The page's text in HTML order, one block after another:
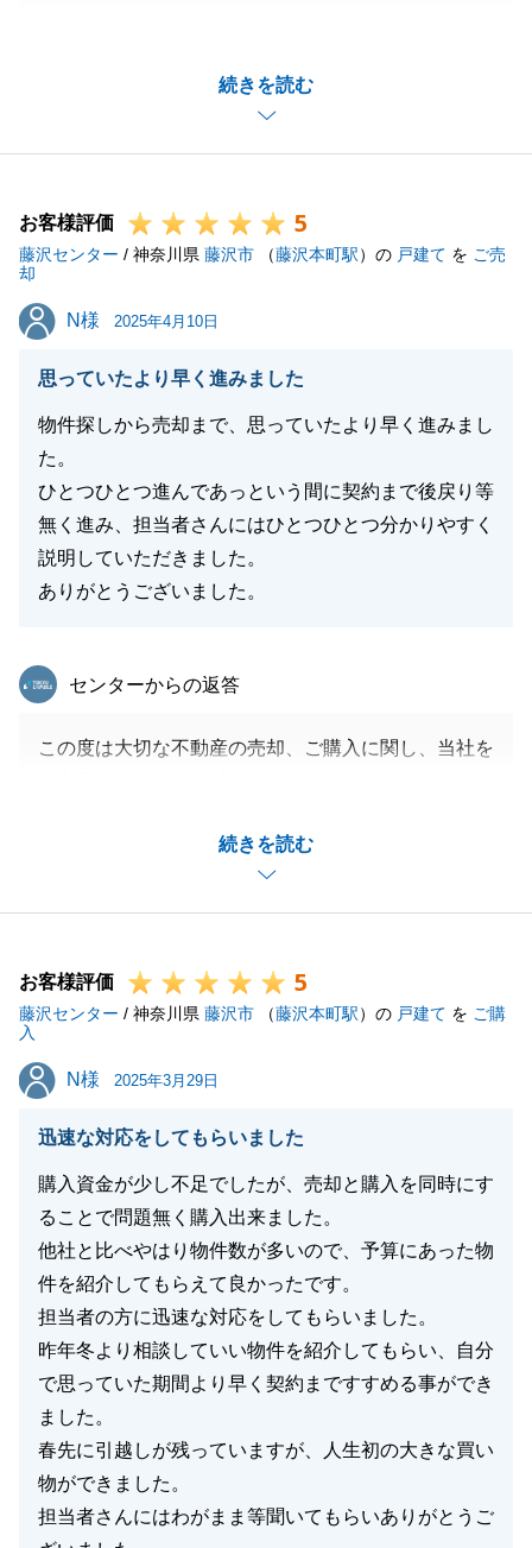
続きを読む
き、こちらとしても動きやすい環境を整えていただき
K様のご協力あってこその結果だと思っております。
いつでもご相談くださいませ。
どうぞよろしくお願い申し上げます。
お客様評価 5
藤沢センター / 神奈川県 藤沢市 （藤沢本町駅）の 戸建て を ご売
却
N様
N様 2025年4月10日
思っていたより早く進みました
物件探しから売却まで、思っていたより早く進みまし
た。
ひとつひとつ進んであっという間に契約まで後戻り等
無く進み、担当者さんにはひとつひとつ分かりやすく
説明していただきました。
ありがとうございました。
続きを読む
東急リバブル
センターからの返答
この度は大切な不動産の売却、ご購入に関し、当社を
しまで終える事が出来ました。
今後も何かお困りの点やお力になれる事がございまし
たら、お気軽にお声がけ下さいませ。
今後とも、何卒よろしくお願い申し上げます。
お客様評価 5
藤沢センター / 神奈川県 藤沢市 （藤沢本町駅）の 戸建て を ご購
入
N様
N様 2025年3月29日
迅速な対応をしてもらいました
購入資金が少し不足でしたが、売却と購入を同時にす
ることで問題無く購入出来ました。
他社と比べやはり物件数が多いので、予算にあった物
件を紹介してもらえて良かったです。
担当者の方に迅速な対応をしてもらいました。
昨年冬より相談していい物件を紹介してもらい、自分
で思っていた期間より早く契約まですすめる事ができ
ました。
春先に引越しが残っていますが、人生初の大きな買い
物ができました。
担当者さんにはわがまま等聞いてもらいありがとうご